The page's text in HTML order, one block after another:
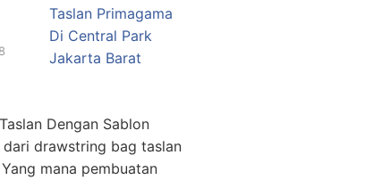
Dengan Sablon
drawstring bag taslan
mana pembuatan